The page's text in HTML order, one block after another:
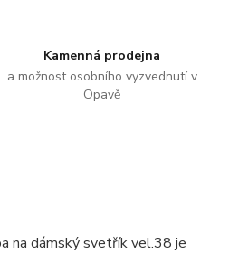
Kamenná prodejna
a možnost osobního vyzvednutí v
Opavě
na dámský svetřík vel.38 je